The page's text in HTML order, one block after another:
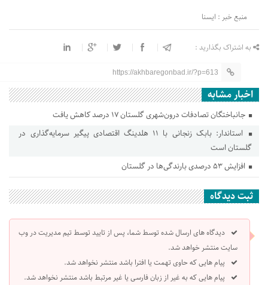
منبع خبر : ایسنا
به اشتراک بگذارید :
https://akhbaregonbad.ir/?p=613
اخبار مشابه
جانباختگان تصادفات درون‌شهری گلستان ۱۷ درصد کاهش یافت
استاندار: بابک زنجانی با ۱۱ هلدینگ اقتصادی پیگیر سرمایه‌گذاری در
گلستان است
افزایش ۵۳ درصدی بارندگی‌ها در گلستان
ثبت دیدگاه
دیدگاه های ارسال شده توسط شما، پس از تایید توسط تیم مدیریت در وب
سایت منتشر خواهد شد.
پیام هایی که حاوی تهمت یا افترا باشد منتشر نخواهد شد.
پیام هایی که به غیر از زبان فارسی یا غیر مرتبط باشد منتشر نخواهد شد.